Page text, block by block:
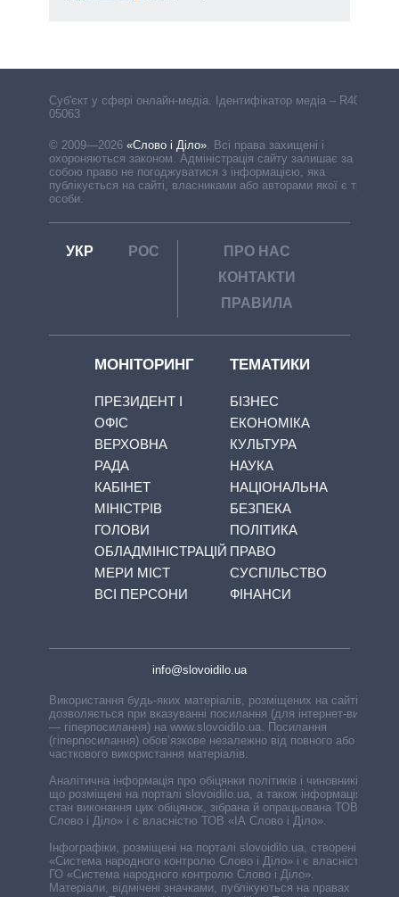
Cуб'єкт у сфері онлайн-медіа. Ідентифікатор медіа – R40-
05063
© 2009—2026 «Слово і Діло» Всі права захищені і
охороняються законом. Адміністрація сайту залишає за
собою право не погоджуватися з інформацією, яка
публікується на сайті, власниками або авторами якої є треті
особи.
УКР РОС
ПРО НАС
КОНТАКТИ
ПРАВИЛА
МОНІТОРИНГ
ПРЕЗИДЕНТ І
ОФІС
ВЕРХОВНА
РАДА
КАБІНЕТ
МІНІСТРІВ
ГОЛОВИ
ОБЛАДМІНІСТРАЦІЙ
МЕРИ МІСТ
ВСІ ПЕРСОНИ
ТЕМАТИКИ
БІЗНЕС
ЕКОНОМІКА
КУЛЬТУРА
НАУКА
НАЦІОНАЛЬНА
БЕЗПЕКА
ПОЛІТИКА
ПРАВО
СУСПІЛЬСТВО
ФІНАНСИ
info@slovoidilo.ua
Використання будь-яких матеріалів, розміщених на сайті,
дозволяється при вказуванні посилання (для інтернет-видань
— гіперпосилання) на www.slovoidilo.ua. Посилання
(гіперпосилання) обов’язкове незалежно від повного або
часткового використання матеріалів.
Аналітична інформація про обіцянки політиків і чиновників,
що розміщені на порталі slovoidilo.ua, а також інформація про
стан виконання цих обіцянок, зібрана й опрацьована ТОВ «ІА
Слово і Діло» і є власністю ТОВ «ІА Слово і Діло».
Інфографіки, розміщені на порталі slovoidilo.ua, створені ГО
«Система народного контролю Слово і Діло» і є власністю
ГО «Система народного контролю Слово і Діло».
Матеріали, відмічені значками, публікуються на правах